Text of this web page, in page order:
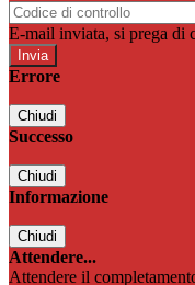
E-mail inviata, si prega di
Errore
Chiudi
Successo
Chiudi
Informazione
Chiudi
Attendere...
Attendere il